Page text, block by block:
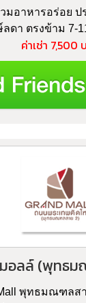
มอาหารอร่อย
ดา ตรงข้าม 7-
ค่าเช่า 7,500
อลล์ (พุทธม
พุทธมณฑลส